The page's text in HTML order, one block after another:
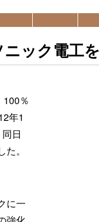
ック電工
％
年1
日
。
に一